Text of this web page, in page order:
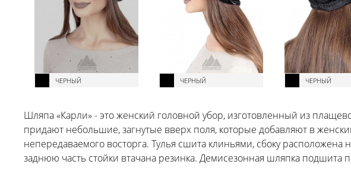
ЧЕРНЫЙ ЧЕРНЫЙ ЧЕРНЫЙ
Шляпа «Карли» - это женский головной убор, изготовленный из
придают небольшие, загнутые вверх поля, которые добавляют в
непередаваемого восторга. Тулья сшита клиньями, сбоку
заднюю часть стойки втачана резинка. Демисезонная шляпка подшита